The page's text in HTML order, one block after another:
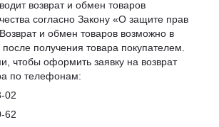
возврат и обмен товаров
согласно Закону «О защите прав
и обмен товаров возможно в
получения товара покупателем.
чтобы оформить заявку на возврат
по телефонам:
02
62